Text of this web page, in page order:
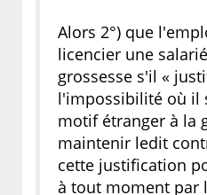
Alors 2°) que
licencier une
grossesse s'il «
l'impossibilité où il
motif étranger à la
maintenir ledit
cette justification
à tout moment par